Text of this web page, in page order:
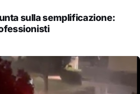
sulla semplificazione: